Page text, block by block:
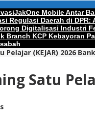
JakOne Mobile Antar
Regulasi Daerah di DPR:
Digitalisasi Industri
Branch KCP Kebayoran
(KEJAR) 2026
Satu